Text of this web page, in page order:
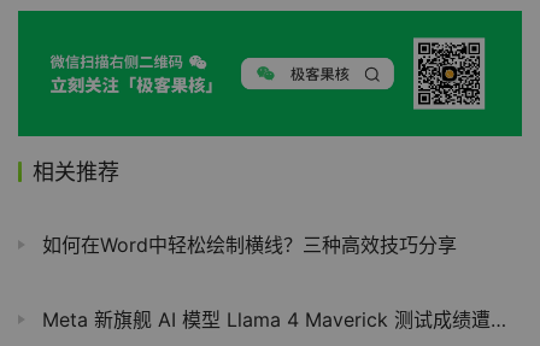
相关推荐
如何在Word中轻松绘制横线？三种高效技巧分享
Meta 新旗舰 AI 模型 Llama 4 Maverick 测试成绩遭质疑，被指针对性优化